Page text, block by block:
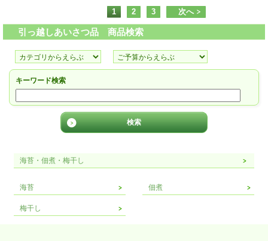
1 2 3 次へ
引っ越しあいさつ品 商品検索
キーワード検索
海苔・佃煮・梅干し
海苔
梅干し
佃煮